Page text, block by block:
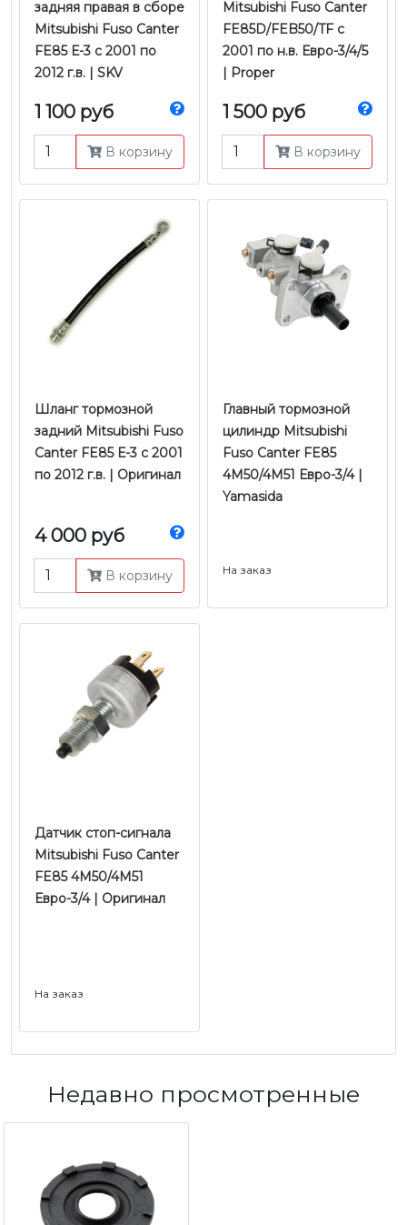
задняя правая в сборе
Mitsubishi Fuso Canter
FE85 Е-3 с 2001 по
2012 г.в. | SKV
1 100 руб
В корзину
Mitsubishi Fuso Canter
FE85D/FEB50/TF с
2001 по н.в. Евро-3/4/5
| Proper
1 500 руб
В корзину
Шланг тормозной
задний Mitsubishi Fuso
Canter FE85 Е-3 с 2001
по 2012 г.в. | Оригинал
4 000 руб
В корзину
Главный тормозной
цилиндр Mitsubishi
Fuso Canter FE85
4M50/4M51 Евро-3/4 |
Yamasida
На заказ
Датчик стоп-сигнала
Mitsubishi Fuso Canter
FE85 4M50/4M51
Евро-3/4 | Оригинал
На заказ
Недавно просмотренные